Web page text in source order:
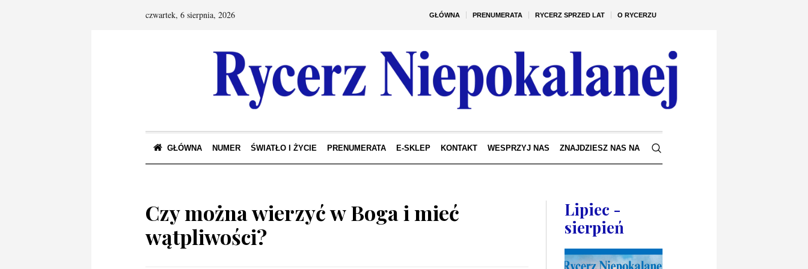
GŁÓWNA PRENUMERATA RYCERZ SPRZED LAT O RYCERZU
czwartek, 6 sierpnia, 2026
GŁÓWNA NUMER ŚWIATŁO I ŻYCIE PRENUMERATA E-SKLEP KONTAKT WESPRZYJ NAS ZNAJDZIESZ NAS NA
Czy można wierzyć w Boga i mieć
wątpliwości?
Lipiec -
sierpień